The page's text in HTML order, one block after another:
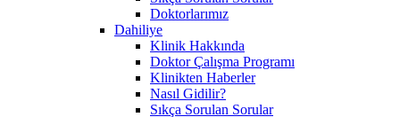
Doktorlarımız
Dahiliye
Klinik Hakkında
Doktor Çalışma Programı
Klinikten Haberler
Nasıl Gidilir?
Sıkça Sorulan Sorular